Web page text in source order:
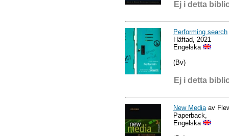
Ej i detta
Performing search
Häftad, 2021
Engelska
(Bv)
Ej i detta
New Media av
Paperback,
Engelska